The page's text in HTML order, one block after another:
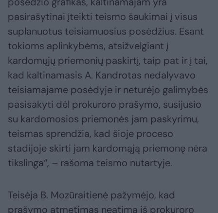
pasirašytinai įteikti teismo šaukimai į visus
suplanuotus teisiamuosius posėdžius. Esant
tokioms aplinkybėms, atsižvelgiant į
kardomųjų priemonių paskirtį, taip pat ir į tai,
kad kaltinamasis A. Kandrotas nedalyvavo
teisiamajame posėdyje ir neturėjo galimybės
pasisakyti dėl prokuroro prašymo, susijusio
su kardomosios priemonės jam paskyrimu,
teismas sprendžia, kad šioje proceso
stadijoje skirti jam kardomąją priemonę nėra
tikslinga“, – rašoma teismo nutartyje.
Teisėja B. Mozūraitienė pažymėjo, kad
prašymo atmetimas neatima iš prokuroro